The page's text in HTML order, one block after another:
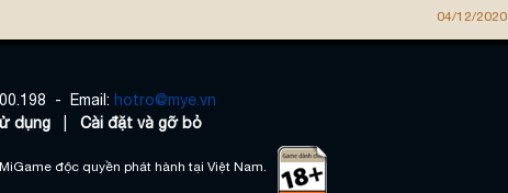
04/12/2020
- Email: hotro@mye.vn
dụng
Cài đặt và gỡ bỏ
độc quyền phát hành tại Việt Nam.